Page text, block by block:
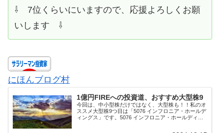
⇩ 7位くらいにいますので、応援よろしくお願
いします ⇩
にほんブログ村
1億円FIREへの投資道、おすすめ大型株9
今回は、中小型株だけではなく、大型株も！！私のオ
ススメ大型株9つ目は「5076 インフロニア・ホールデ
ィングス」です。5076 インフロニア・ホールディン